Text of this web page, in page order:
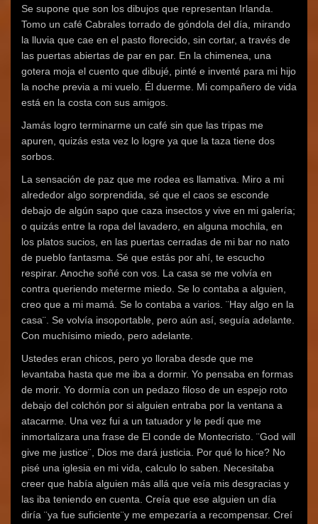
Se supone que son los dibujos que representan Irlanda.
Tomo un café Cabrales torrado de góndola del día, mirando
la lluvia que cae en el pasto florecido, sin cortar, a través de
las puertas abiertas de par en par. En la chimenea, una
gotera moja el cuento que dibujé, pinté e inventé para mi hijo
la noche previa a mi vuelo. Él duerme. Mi compañero de vida
está en la costa con sus amigos.
Jamás logro terminarme un café sin que las tripas me
apuren, quizás esta vez lo logre ya que la taza tiene dos
sorbos.
La sensación de paz que me rodea es llamativa. Miro a mi
alrededor algo sorprendida, sé que el caos se esconde
debajo de algún sapo que caza insectos y vive en mi galería;
o quizás entre la ropa del lavadero, en alguna mochila, en
los platos sucios, en las puertas cerradas de mi bar no nato
de pueblo fantasma. Sé que estás por ahí, te escucho
respirar. Anoche soñé con vos. La casa se me volvía en
contra queriendo meterme miedo. Se lo contaba a alguien,
creo que a mi mamá. Se lo contaba a varios. ¨Hay algo en la
casa¨. Se volvía insoportable, pero aún así, seguía adelante.
Con muchísimo miedo, pero adelante.
Ustedes eran chicos, pero yo lloraba desde que me
levantaba hasta que me iba a dormir. Yo pensaba en formas
de morir. Yo dormía con un pedazo filoso de un espejo roto
debajo del colchón por si alguien entraba por la ventana a
atacarme. Una vez fui a un tatuador y le pedí que me
inmortalizara una frase de El conde de Montecristo. ¨God will
give me justice¨, Dios me dará justicia. Por qué lo hice? No
pisé una iglesia en mi vida, calculo lo saben. Necesitaba
creer que había alguien más allá que veía mis desgracias y
las iba teniendo en cuenta. Creía que ese alguien un día
diría ¨ya fue suficiente¨y me empezaría a recompensar. Creí